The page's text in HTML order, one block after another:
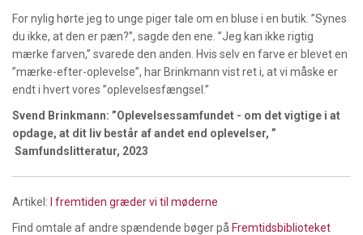
For nylig hørte jeg to unge piger tale om en bluse i en butik. ”Synes
du ikke, at den er pæn?”, sagde den ene. ”Jeg kan ikke rigtig
mærke farven,” svarede den anden. Hvis selv en farve er blevet en
”mærke-efter-oplevelse”, har Brinkmann vist ret i, at vi måske er
endt i hvert vores ”oplevelsesfængsel.”
Svend Brinkmann: ”Oplevelsessamfundet - om det vigtige i at
opdage, at dit liv består af andet end oplevelser, ”
Samfundslitteratur, 2023
Artikel: I fremtiden græder vi til møderne
Find omtale af andre spændende bøger på Fremtidsbiblioteket